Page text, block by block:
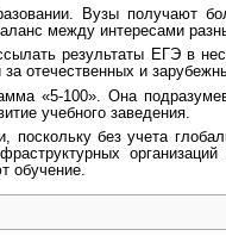
Вузы получают
между интересами
результаты ЕГЭ в
отечественных и
«5-100». Она
учебного заведения.
без учета
обучение.